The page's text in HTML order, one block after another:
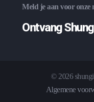
Meld je aan voor onze
Ontvang
© 2026
Algemene